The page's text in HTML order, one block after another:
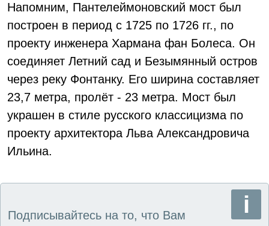
Напомним, Пантелеймоновский мост был
построен в период с 1725 по 1726 гг., по
проекту инженера Хармана фан Болеса. Он
соединяет Летний сад и Безымянный остров
через реку Фонтанку. Его ширина составляет
23,7 метра, пролёт - 23 метра. Мост был
украшен в стиле русского классицизма по
проекту архитектора Льва Александровича
Ильина.
Подписывайтесь на то, что Вам